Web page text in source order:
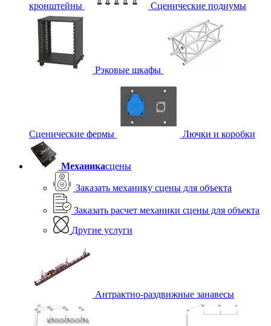
кронштейны Сценические подиумы
Рэковые шкафы
Сценические фермы Лючки и коробки
Механикасцены
Заказать механику сцены для объекта
Заказать расчет механики сцены для объекта
Другие услуги
Антрактно-раздвижные занавесы